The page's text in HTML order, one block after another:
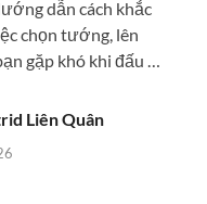
dẫn cách khắc
chọn tướng, lên
gặp khó khi đấu …
Liên Quân